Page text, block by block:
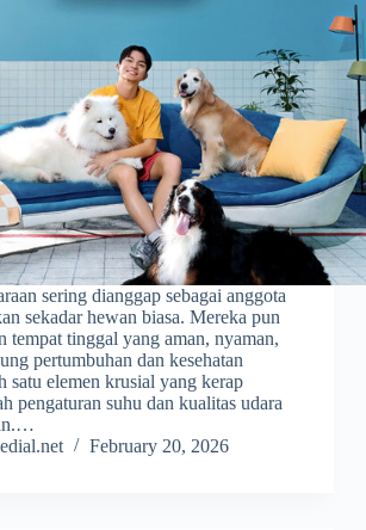
sering dianggap sebagai anggota
sekadar hewan biasa. Mereka pun
tempat tinggal yang aman, nyaman,
pertumbuhan dan kesehatan
satu elemen krusial yang kerap
pengaturan suhu dan kualitas udara
February 20, 2026